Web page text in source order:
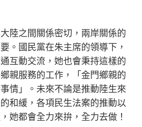
陸之間關係密切，兩岸關係的
。國民黨在朱主席的領導下，
互動交流，她也會秉持這樣的
親服務的工作，「金門鄉親的
情」。未來不論是推動陸生來
和緩，各項民生法案的推動以
她都會全力來拚，全力去做！